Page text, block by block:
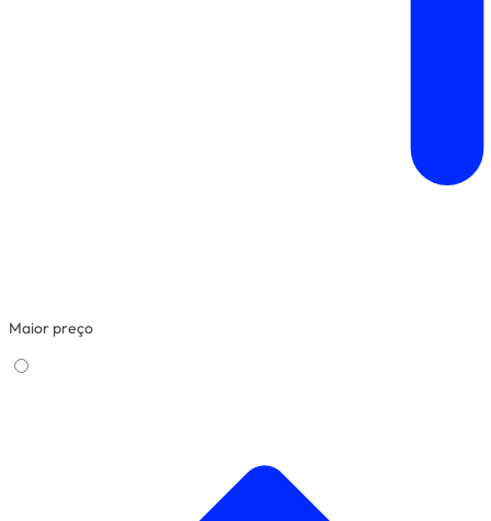
Maior preço